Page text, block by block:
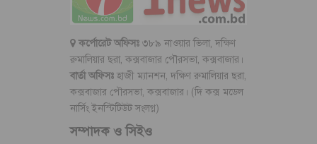
কর্পোরেট অফিসঃ৩৮৯ নাওয়ার ভিলা, দক্ষিণ
রুমালিয়ার ছরা, কক্সবাজার পৌরসভা, কক্সবাজার।
বার্তা অফিসঃ হাজী ম্যানশন, দক্ষিণ রুমালিয়ার ছরা,
কক্সবাজার পৌরসভা, কক্সবাজার। (দি কক্স মডেল
নার্সিং ইনস্টিটিউট সংলগ্ন)
সম্পাদক ও সিইও